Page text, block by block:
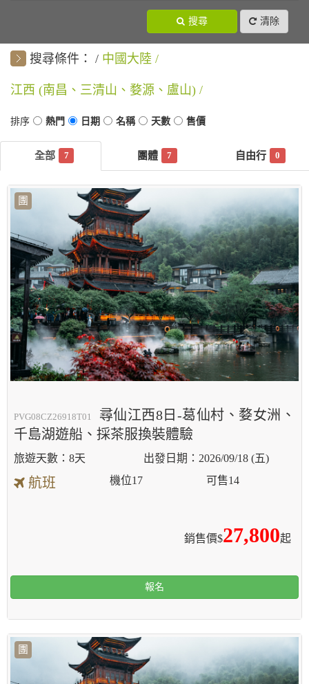
搜尋 清除
搜尋條件： 中國大陸
江西 (南昌、三清山、婺源、盧山)
7 7 0
團
PVG08CZ26918T01
尋仙江西8日-葛仙村、婺女洲、
千島湖遊船、採茶服換裝體驗
8天 2026/09/18 (五)
航班
銷售價$27,800起
機位17 可售14
報名
團